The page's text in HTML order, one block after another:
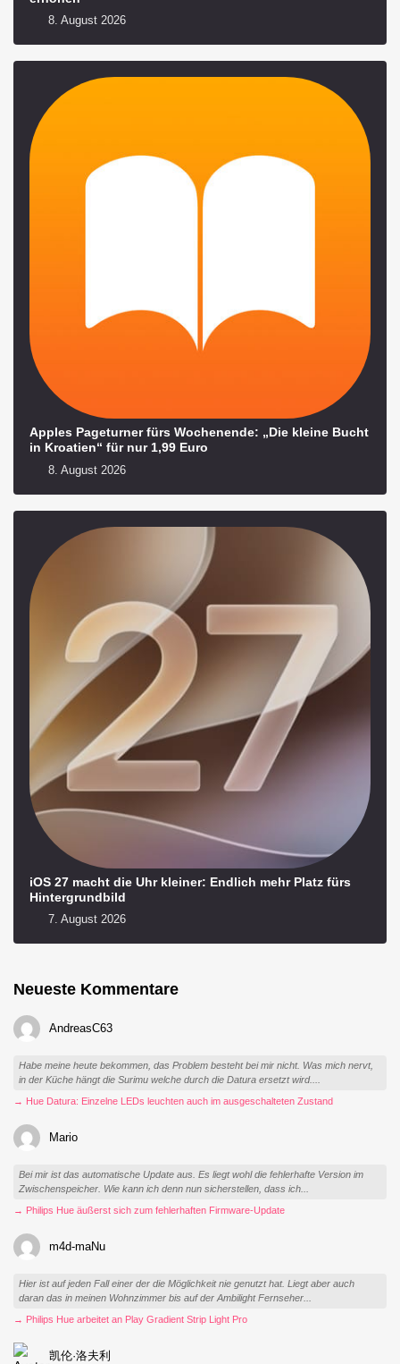
8. August 2026
Apples Pageturner fürs Wochenende: „Die kleine Bucht
in Kroatien“ für nur 1,99 Euro
8. August 2026
iOS 27 macht die Uhr kleiner: Endlich mehr Platz fürs
Hintergrundbild
7. August 2026
Neueste Kommentare
AndreasC63
Habe meine heute bekommen, das Problem besteht bei mir nicht. Was mich nervt,
in der Küche hängt die Surimu welche durch die Datura ersetzt wird....
→ Hue Datura: Einzelne LEDs leuchten auch im ausgeschalteten Zustand
Mario
Bei mir ist das automatische Update aus. Es liegt wohl die fehlerhafte Version im
Zwischenspeicher. Wie kann ich denn nun sicherstellen, dass ich...
→ Philips Hue äußerst sich zum fehlerhaften Firmware-Update
m4d-maNu
Hier ist auf jeden Fall einer der die Möglichkeit nie genutzt hat. Liegt aber auch
daran das in meinen Wohnzimmer bis auf der Ambilight Fernseher...
→ Philips Hue arbeitet an Play Gradient Strip Light Pro
凯伦·洛夫利